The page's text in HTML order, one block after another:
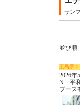
サン
並び順
広島県 >
2026年
N 平和
ブース